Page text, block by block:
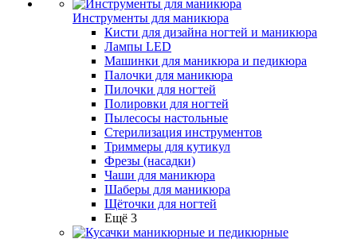
Инструменты для маникюра
Кисти для дизайна ногтей и маникюра
Лампы LED
Машинки для маникюра и педикюра
Палочки для маникюра
Пилочки для ногтей
Полировки для ногтей
Пылесосы настольные
Стерилизация инструментов
Триммеры для кутикул
Фрезы (насадки)
Чаши для маникюра
Шаберы для маникюра
Щёточки для ногтей
Ещё 3